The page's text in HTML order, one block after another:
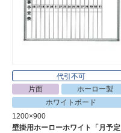
代引不可
片面
ホーロー製
ホワイトボード
1200×900
壁掛用ホーローホワイト「月予定